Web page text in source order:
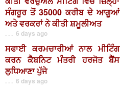
ਸੰਗਰੂਰ ਤੋਂ 35000 ਕਰੀਬ ਦੇ ਆਗੂਆਂ
ਅਤੇ ਵਰਕਰਾਂ ਨੇ ਕੀਤੀ ਸ਼ਮੂਲੀਅਤ
. . . 6 days ago
ਸਫਾਈ ਕਰਮਚਾਰੀਆਂ ਨਾਲ ਮੀਟਿੰਗ
ਕਰਨ ਕੈਬਨਿਟ ਮੰਤਰੀ ਹਰਜੋਤ ਬੈਂਸ
ਲੁਧਿਆਣਾ ਪੁੱਜੇ
. . . 6 days ago